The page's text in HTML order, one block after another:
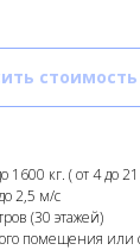
стоимость
1600 кг. ( от 4 до
2,5 м/с
(30 этажей)
помещения или